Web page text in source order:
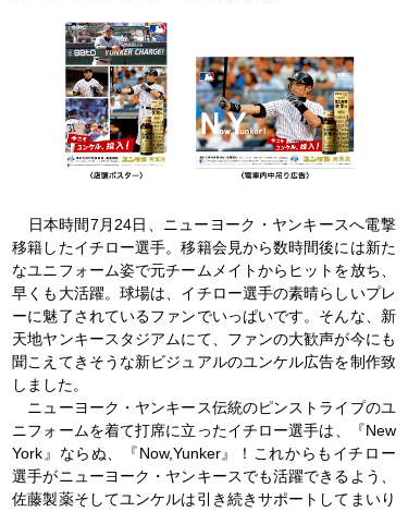
日本時間7月24日、ニューヨーク・ヤンキースへ電撃
移籍したイチロー選手。移籍会見から数時間後には新た
なユニフォーム姿で元チームメイトからヒットを放ち、
早くも大活躍。球場は、イチロー選手の素晴らしいプレ
ーに魅了されているファンでいっぱいです。そんな、新
天地ヤンキースタジアムにて、ファンの大歓声が今にも
聞こえてきそうな新ビジュアルのユンケル広告を制作致
しました。
ニューヨーク・ヤンキース伝統のピンストライプのユ
ニフォームを着て打席に立ったイチロー選手は、『New
York』ならぬ、『Now,Yunker』！これからもイチロー
選手がニューヨーク・ヤンキースでも活躍できるよう、
佐藤製薬そしてユンケルは引き続きサポートしてまいり